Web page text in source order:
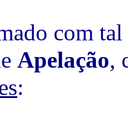
com
Apelação,
: